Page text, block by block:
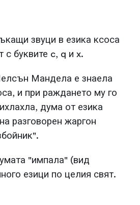
звуци в езика ксоса
с буквите c, q и x.
Мандела е знаела
и при раждането му го
дума от езика
разговорен жаргон
"импала" (вид
езици по целия свят.